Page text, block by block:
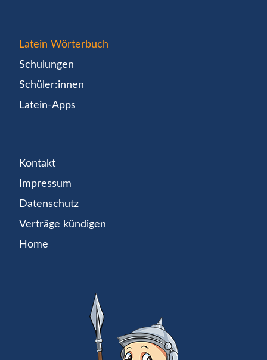
Latein Wörterbuch
Schulungen
Schüler:innen
Latein-Apps
Kontakt
Impressum
Datenschutz
Verträge kündigen
Home